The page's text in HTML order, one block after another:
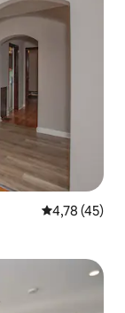
Évaluation
4,78 (45)